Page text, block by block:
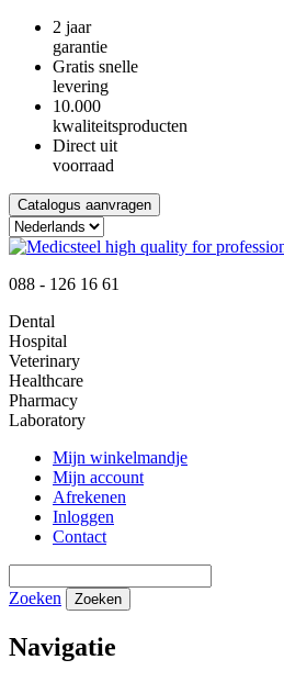
2 jaar
garantie
Gratis snelle
levering
10.000
kwaliteitsproducten
Direct uit
voorraad
Catalogus aanvragen
088 - 126 16 61
Dental
Hospital
Veterinary
Healthcare
Pharmacy
Laboratory
Mijn winkelmandje
Mijn account
Afrekenen
Inloggen
Contact
Zoeken Zoeken
Navigatie